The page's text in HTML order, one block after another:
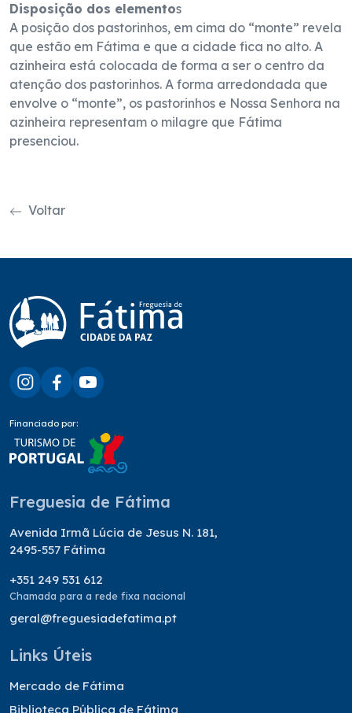
Disposição dos elementos
A posição dos pastorinhos, em cima do “monte” revela
que estão em Fátima e que a cidade fica no alto. A
azinheira está colocada de forma a ser o centro da
atenção dos pastorinhos. A forma arredondada que
envolve o “monte”, os pastorinhos e Nossa Senhora na
azinheira representam o milagre que Fátima
presenciou.
Voltar
Financiado por:
Freguesia de Fátima
Avenida Irmã Lúcia de Jesus N. 181,
2495-557 Fátima
+351 249 531 612
Chamada para a rede fixa nacional
geral@freguesiadefatima.pt
Links Úteis
Mercado de Fátima
Biblioteca Pública de Fátima